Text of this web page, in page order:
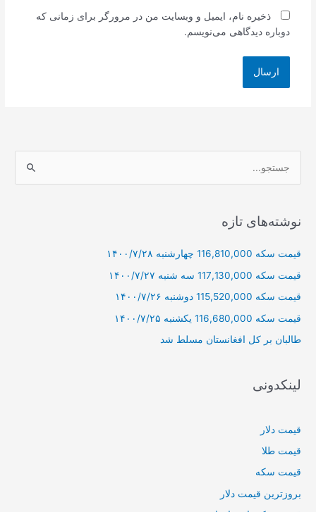
ذخیره نام، ایمیل و وبسایت من در مرورگر برای زمانی که
دوباره دیدگاهی می‌نویسم.
ب
ر
ا
نوشته‌های تازه
قیمت سکه 116,810,000 چهارشنبه ۱۴۰۰/۷/۲۸
قیمت سکه 117,130,000 سه شنبه ۱۴۰۰/۷/۲۷
قیمت سکه 115,520,000 دوشنبه ۱۴۰۰/۷/۲۶
قیمت سکه 116,680,000 یکشنبه ۱۴۰۰/۷/۲۵
طالبان بر كل افغانستان مسلط شد
لینکدونی
قیمت دلار
قیمت طلا
قیمت سکه
بروزترین قیمت دلار